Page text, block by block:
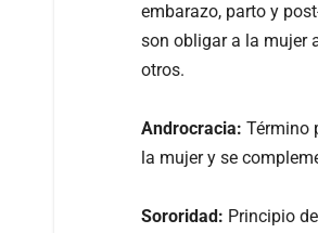
embarazo, parto y
son obligar a la mujer
otros.
Androcracia: Término
la mujer y se
Sororidad: Principio